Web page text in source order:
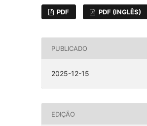
PDF PDF (INGLÊS)
PUBLICADO
2025-12-15
EDIÇÃO